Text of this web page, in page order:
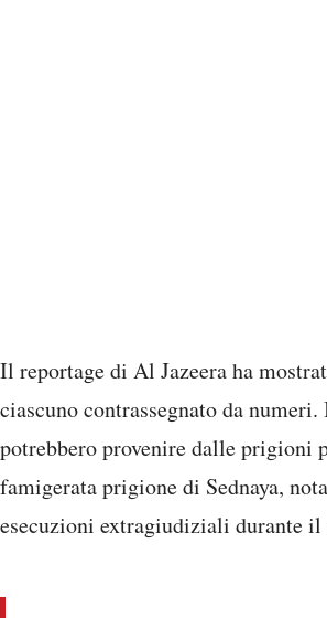
Il reportage di Al Jazeera ha
ciascuno contrassegnato da
potrebbero provenire dalle
famigerata prigione di Sednaya,
esecuzioni extragiudiziali durante